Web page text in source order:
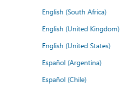
English (South Africa)
English (United Kingdom)
English (United States)
Español (Argentina)
Español (Chile)